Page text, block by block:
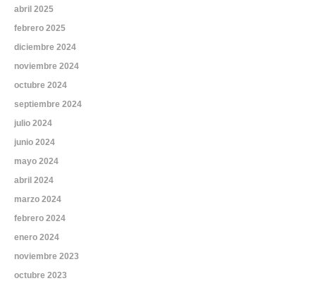
abril 2025
febrero 2025
diciembre 2024
noviembre 2024
octubre 2024
septiembre 2024
julio 2024
junio 2024
mayo 2024
abril 2024
marzo 2024
febrero 2024
enero 2024
noviembre 2023
octubre 2023